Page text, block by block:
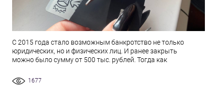
С 2015 года стало возможным банкротство не только
юридических, но и физических лиц. И ранее закрыть
можно было сумму от 500 тыс. рублей. Тогда как
1677